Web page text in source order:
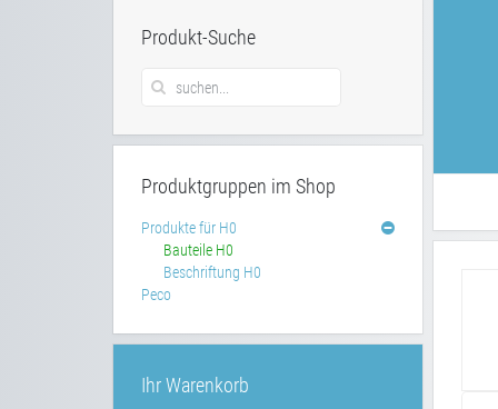
Produkt-Suche
Produktgruppen im Shop
Produkte für H0
Bauteile H0
Beschriftung H0
Peco
Ihr Warenkorb